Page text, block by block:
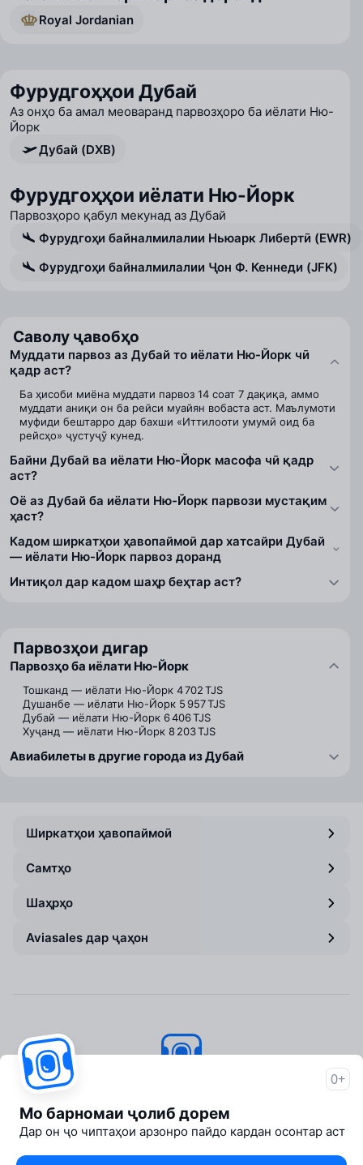
Royal Jordanian
Фурудгоҳҳои Дубай
Аз онҳо ба амал меоваранд парвозҳоро ба иёлати Ню-
Йорк
Дубай (DXB)
Фурудгоҳҳои иёлати Ню-Йорк
Парвозҳоро қабул мекунад аз Дубай
Фурудгоҳи байналмилалии Ньюарк Либертӣ (EWR)
Фурудгоҳи байналмилалии Ҷон Ф. Кеннеди (JFK)
Саволу ҷавобҳо
Муддати парвоз аз Дубай то иёлати Ню-Йорк чӣ
қадр аст?
Ба ҳисоби миёна муддати парвоз 14 соат 7 дақиқа, аммо
муддати аниқи он ба рейси муайян вобаста аст. Маълумоти
муфиди бештарро дар бахши «Иттилооти умумӣ оид ба
рейсҳо» ҷустуҷӯ кунед.
Байни Дубай ва иёлати Ню-Йорк масофа чӣ қадр
аст?
Оё аз Дубай ба иёлати Ню-Йорк парвози мустақим
ҳаст?
Кадом ширкатҳои ҳавопаймоӣ дар хатсайри Дубай
— иёлати Ню-Йорк парвоз доранд
Интиқол дар кадом шаҳр беҳтар аст?
Парвозҳои дигар
Парвозҳо ба иёлати Ню-Йорк
Тошканд — иёлати Ню-Йорк 4 702 TJS
Душанбе — иёлати Ню-Йорк 5 957 TJS
Дубай — иёлати Ню-Йорк 6 406 TJS
Хуҷанд — иёлати Ню-Йорк 8 203 TJS
Авиабилеты в другие города из Дубай
Ширкатҳои ҳавопаймоӣ
Самтҳо
Шаҳрҳо
Aviasales дар ҷаҳон
About Aviasales
Newsroom
Travelpayouts
0+
Мо барномаи ҷолиб дорем
Дар он ҷо чиптаҳои арзонро пайдо кардан осонтар аст